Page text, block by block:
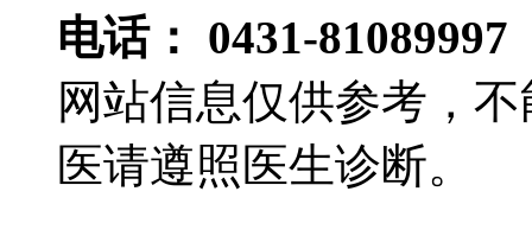
电话： 0431-81089997
网站信息仅供参考，
医请遵照医生诊断。